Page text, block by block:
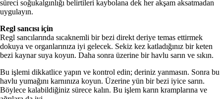
süreci soğukalgınlığı belirtileri kaybolana dek her akşam aksatmadan
uygulayın.
Regl sancısı için
Regl sancılarında sıcaknemli bir bezi direkt deriye temas ettirmek
dokuya ve organlarınıza iyi gelecek. Sekiz kez katladığınız bir keten
bezi kaynar suya koyun. Daha sonra üzerine bir havlu sarın ve sıkın.
Bu işlemi dikkatlice yapın ve kontrol edin; deriniz yanmasın. Sonra bu
havlu yumağını karnınıza koyun. Üzerine yün bir bezi iyice sarın.
Böylece kalabildiğiniz sürece kalın. Bu işlem karın kramplarına ve